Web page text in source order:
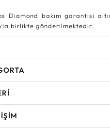
Diamond bakım garantisi
birlikte gönderilmektedir.